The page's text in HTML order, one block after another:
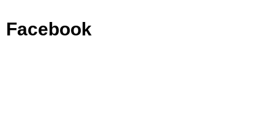
Facebook